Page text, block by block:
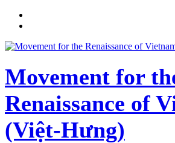
Movement for
Renaissance of
(Việt-Hưng)